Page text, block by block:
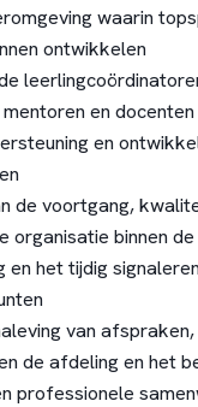
waarin
ontwikkelen
en
en
de voortgang,
organisatie binnen de
het tijdig
van
de afdeling en het
professionele